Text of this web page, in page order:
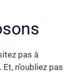
pas à
n’oubliez pas